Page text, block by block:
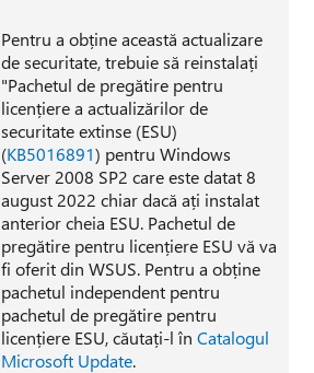
Pentru a obține această actualizare
de securitate, trebuie să reinstalați
"Pachetul de pregătire pentru
licențiere a actualizărilor de
securitate extinse (ESU)
(KB5016891) pentru Windows
Server 2008 SP2 care este datat 8
august 2022 chiar dacă ați instalat
anterior cheia ESU. Pachetul de
pregătire pentru licențiere ESU vă va
fi oferit din WSUS. Pentru a obține
pachetul independent pentru
pachetul de pregătire pentru
licențiere ESU, căutați-l înCatalogul
Microsoft Update.